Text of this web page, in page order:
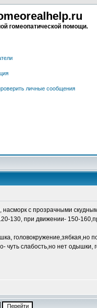
гомеопатической помощи.
личные сообщения
насморк с прозрачными
130, при движении- 150-
головокружение,зябкая,но
слабость,но нет одышки,